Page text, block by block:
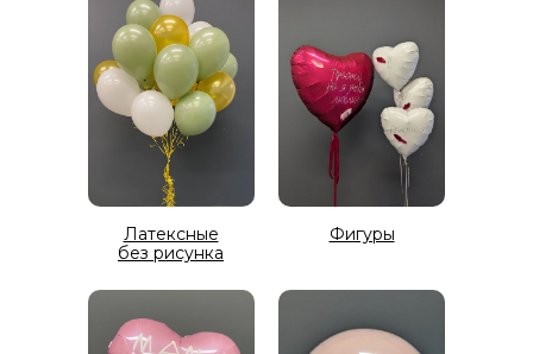
Латексные
без рисунка
Фигуры